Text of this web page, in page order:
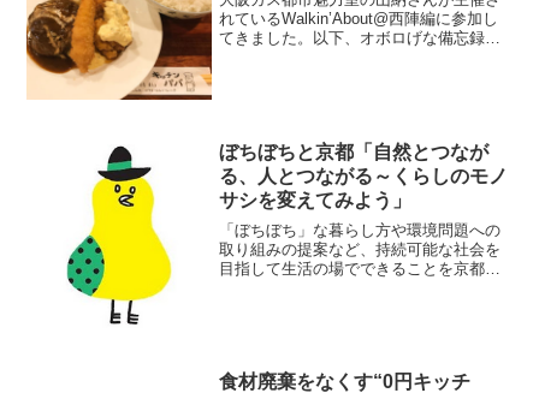
れているWalkin’About@西陣編に参加し
てきました。以下、オボロげな備忘録で
ぼちぼちと京都「自然とつなが
る、人とつながる～くらしのモノ
サシを変えてみよう」
「ぼちぼち」な暮らし方や環境問題への
取り組みの提案など、持続可能な社会を
目指して生活の場でできることを京都へ
食材廃棄をなくす“0円キッチ